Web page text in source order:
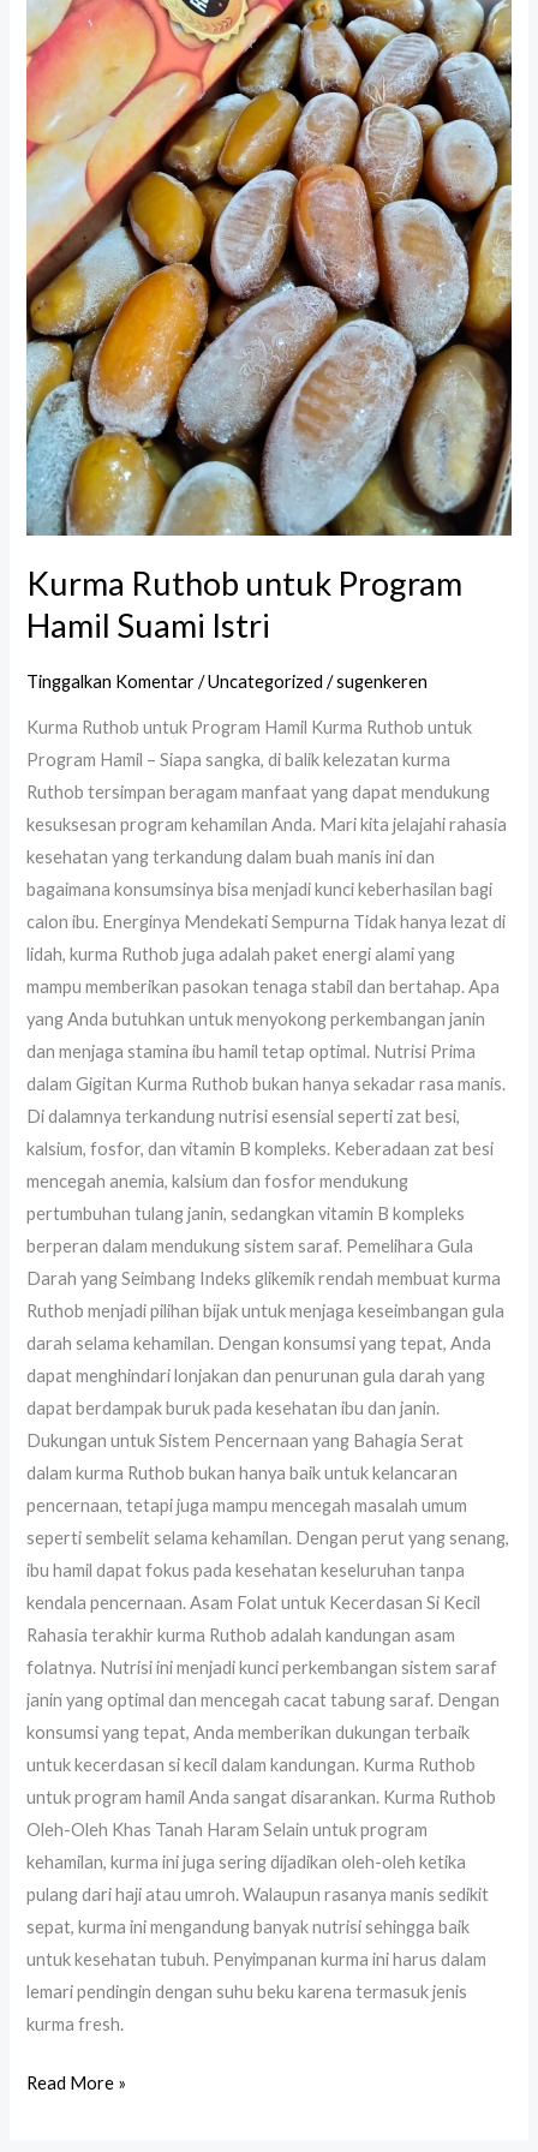
Kurma Ruthob untuk Program
Hamil Suami Istri
Tinggalkan Komentar /Uncategorized /sugenkeren
Kurma Ruthob untuk Program Hamil Kurma Ruthob untuk
Program Hamil – Siapa sangka, di balik kelezatan kurma
Ruthob tersimpan beragam manfaat yang dapat mendukung
kesuksesan program kehamilan Anda. Mari kita jelajahi rahasia
kesehatan yang terkandung dalam buah manis ini dan
bagaimana konsumsinya bisa menjadi kunci keberhasilan bagi
calon ibu. Energinya Mendekati Sempurna Tidak hanya lezat di
lidah, kurma Ruthob juga adalah paket energi alami yang
mampu memberikan pasokan tenaga stabil dan bertahap. Apa
yang Anda butuhkan untuk menyokong perkembangan janin
dan menjaga stamina ibu hamil tetap optimal. Nutrisi Prima
dalam Gigitan Kurma Ruthob bukan hanya sekadar rasa manis.
Di dalamnya terkandung nutrisi esensial seperti zat besi,
kalsium, fosfor, dan vitamin B kompleks. Keberadaan zat besi
mencegah anemia, kalsium dan fosfor mendukung
pertumbuhan tulang janin, sedangkan vitamin B kompleks
berperan dalam mendukung sistem saraf. Pemelihara Gula
Darah yang Seimbang Indeks glikemik rendah membuat kurma
Ruthob menjadi pilihan bijak untuk menjaga keseimbangan gula
darah selama kehamilan. Dengan konsumsi yang tepat, Anda
dapat menghindari lonjakan dan penurunan gula darah yang
dapat berdampak buruk pada kesehatan ibu dan janin.
Dukungan untuk Sistem Pencernaan yang Bahagia Serat
dalam kurma Ruthob bukan hanya baik untuk kelancaran
pencernaan, tetapi juga mampu mencegah masalah umum
seperti sembelit selama kehamilan. Dengan perut yang senang,
ibu hamil dapat fokus pada kesehatan keseluruhan tanpa
kendala pencernaan. Asam Folat untuk Kecerdasan Si Kecil
Rahasia terakhir kurma Ruthob adalah kandungan asam
folatnya. Nutrisi ini menjadi kunci perkembangan sistem saraf
janin yang optimal dan mencegah cacat tabung saraf. Dengan
konsumsi yang tepat, Anda memberikan dukungan terbaik
untuk kecerdasan si kecil dalam kandungan. Kurma Ruthob
untuk program hamil Anda sangat disarankan. Kurma Ruthob
Oleh-Oleh Khas Tanah Haram Selain untuk program
kehamilan, kurma ini juga sering dijadikan oleh-oleh ketika
pulang dari haji atau umroh. Walaupun rasanya manis sedikit
sepat, kurma ini mengandung banyak nutrisi sehingga baik
untuk kesehatan tubuh. Penyimpanan kurma ini harus dalam
lemari pendingin dengan suhu beku karena termasuk jenis
kurma fresh.
Hamil
Suami
Istri
Read More »